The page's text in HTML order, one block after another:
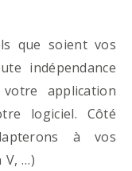
que soient vos
indépendance
application
logiciel. Côté
à vos
V, …)